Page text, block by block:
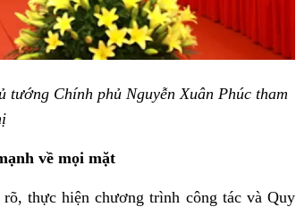
Chính phủ Nguyễn Xuân Phúc tham
về mọi mặt
thực hiện chương trình công tác và Quy